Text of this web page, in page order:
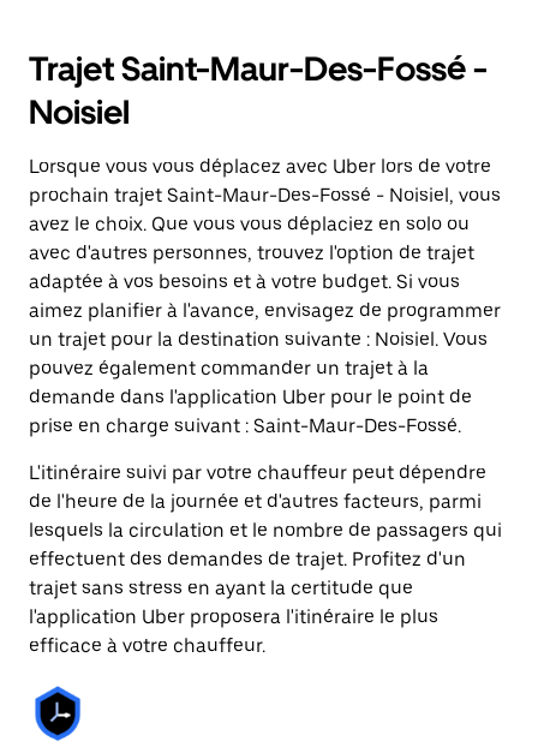
Trajet Saint-Maur-Des-Fossé -
Noisiel
Lorsque vous vous déplacez avec Uber lors de votre
prochain trajet Saint-Maur-Des-Fossé - Noisiel, vous
avez le choix. Que vous vous déplaciez en solo ou
avec d'autres personnes, trouvez l'option de trajet
adaptée à vos besoins et à votre budget. Si vous
aimez planifier à l'avance, envisagez de programmer
un trajet pour la destination suivante : Noisiel. Vous
pouvez également commander un trajet à la
demande dans l'application Uber pour le point de
prise en charge suivant : Saint-Maur-Des-Fossé.
L'itinéraire suivi par votre chauffeur peut dépendre
de l'heure de la journée et d'autres facteurs, parmi
lesquels la circulation et le nombre de passagers qui
effectuent des demandes de trajet. Profitez d'un
trajet sans stress en ayant la certitude que
l'application Uber proposera l'itinéraire le plus
efficace à votre chauffeur.